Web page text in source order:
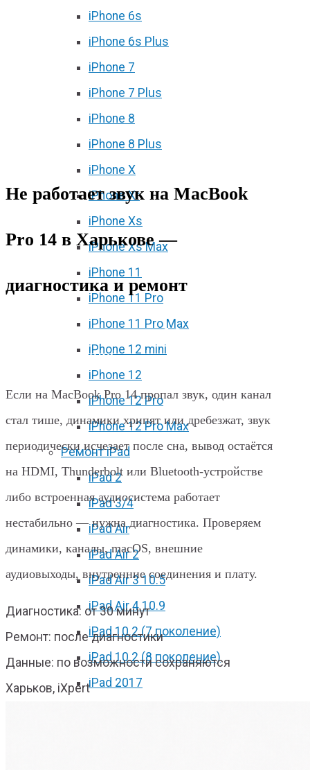
iPhone 6s
iPhone 6s Plus
iPhone 7
iPhone 7 Plus
iPhone 8
iPhone 8 Plus
iPhone X
iPhone Xr
iPhone Xs
iPhone Xs Max
iPhone 11
iPhone 11 Pro
iPhone 11 Pro Max
iPhone 12 mini
iPhone 12
iPhone 12 Pro
iPhone 12 Pro Max
Ремонт iPad
iPad 2
iPad 3/4
iPad Air
iPad Air 2
iPad Air 3 10.5
iPad Air 4 10.9
iPad 10.2 (7 поколение)
iPad 10.2 (8 поколение)
iPad 2017
Не работает звук на MacBook
Pro 14 в Харькове —
диагностика и ремонт
Не работает звук на MacBook Pro
14 в Харькове
Если на MacBook Pro 14 пропал звук, один канал
стал тише, динамики хрипят или дребезжат, звук
периодически исчезает после сна, вывод остаётся
на HDMI, Thunderbolt или Bluetooth-устройстве
либо встроенная аудиосистема работает
нестабильно — нужна диагностика. Проверяем
динамики, каналы, macOS, внешние
аудиовыходы, внутренние соединения и плату.
Диагностика: от 30 минут
Ремонт: после диагностики
Данные: по возможности сохраняются
Харьков, iXpert